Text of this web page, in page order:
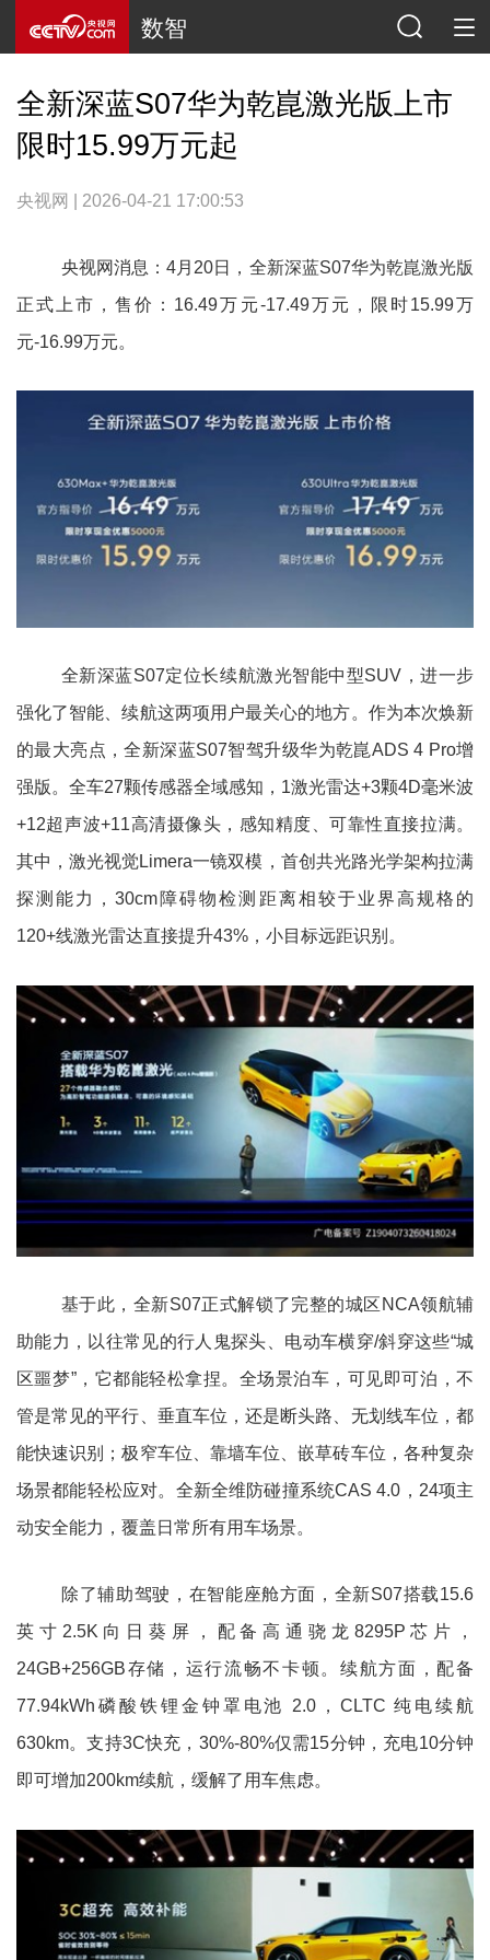
数智
全新深蓝S07华为乾崑激光版上市
限时15.99万元起
央视网 | 2026-04-21 17:00:53
央视网消息：4月20日，全新深蓝S07华为乾崑激光版
正式上市，售价：16.49万元-17.49万元，限时15.99万
元-16.99万元。
全新深蓝S07定位长续航激光智能中型SUV，进一步
强化了智能、续航这两项用户最关心的地方。作为本次焕新
的最大亮点，全新深蓝S07智驾升级华为乾崑ADS 4 Pro增
强版。全车27颗传感器全域感知，1激光雷达+3颗4D毫米波
+12超声波+11高清摄像头，感知精度、可靠性直接拉满。
其中，激光视觉Limera一镜双模，首创共光路光学架构拉满
探测能力，30cm障碍物检测距离相较于业界高规格的
120+线激光雷达直接提升43%，小目标远距识别。
基于此，全新S07正式解锁了完整的城区NCA领航辅
助能力，以往常见的行人鬼探头、电动车横穿/斜穿这些“城
区噩梦”，它都能轻松拿捏。全场景泊车，可见即可泊，不
管是常见的平行、垂直车位，还是断头路、无划线车位，都
能快速识别；极窄车位、靠墙车位、嵌草砖车位，各种复杂
场景都能轻松应对。全新全维防碰撞系统CAS 4.0，24项主
动安全能力，覆盖日常所有用车场景。
除了辅助驾驶，在智能座舱方面，全新S07搭载15.6
英寸2.5K向日葵屏，配备高通骁龙8295P芯片，
24GB+256GB存储，运行流畅不卡顿。续航方面，配备
77.94kWh磷酸铁锂金钟罩电池 2.0，CLTC 纯电续航
630km。支持3C快充，30%-80%仅需15分钟，充电10分钟
即可增加200km续航，缓解了用车焦虑。